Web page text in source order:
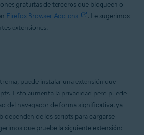
gratuitas de terceros que bloqueen o
Firefox Browser Add-ons
. Le sugerimos
extensiones:
puede instalar una extensión que
Esto aumenta la privacidad pero puede
del navegador de forma significativa, ya
dependen de los scripts para cargarse
que pruebe la siguiente extensión: